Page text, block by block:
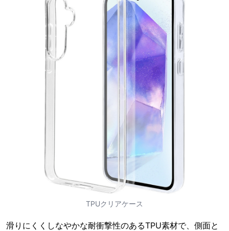
TPUクリアケース
滑りにくくしなやかな耐衝撃性のあるTPU素材で、側面と